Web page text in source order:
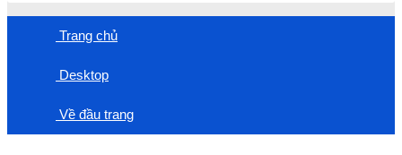
Trang chủ
Desktop
Về đầu trang